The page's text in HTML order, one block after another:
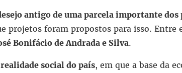
antigo de uma parcela importante
projetos foram propostos para isso. Entre
Bonifácio de Andrada e Silva.
social do país, em que a base da